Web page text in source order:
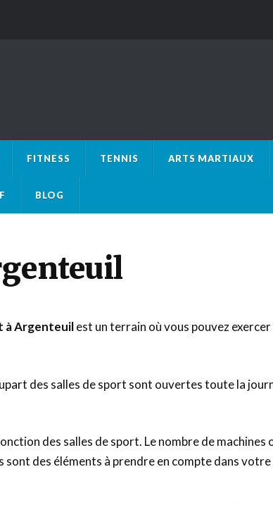
FITNESS TENNIS ARTS MARTIAUX
BLOG
à Argenteuilest un terrain où vous pouvez
des salles de sport sont ouvertes toute la
des salles de sport. Le nombre de machines
sont des éléments à prendre en compte dans votre